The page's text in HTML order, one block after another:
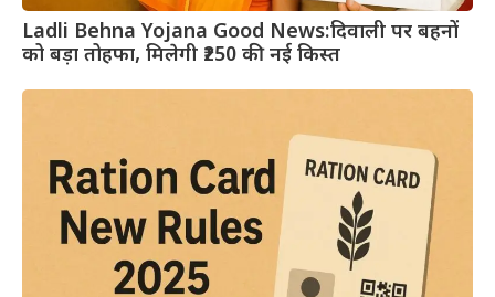
Ladli Behna Yojana Good News:दिवाली पर बहनों
को बड़ा तोहफा, मिलेगी ₹250 की नई किस्त